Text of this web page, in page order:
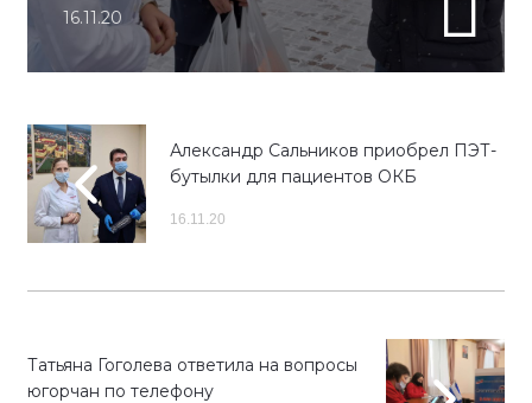
16.11.20
Александр Сальников приобрел ПЭТ-
бутылки для пациентов ОКБ
16.11.20
Татьяна Гоголева ответила на вопросы
югорчан по телефону